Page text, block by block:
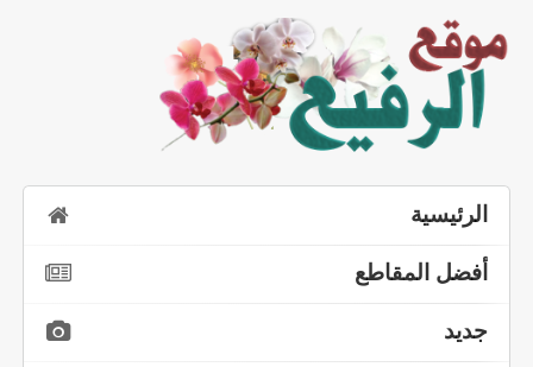
الرئيسية
أفضل المقاطع
جديد